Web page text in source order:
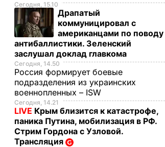
Сегодня, 15.10
Драпатый
коммуницировал с
американцами по поводу
антибаллистики. Зеленский
заслушал доклад главкома
Сегодня, 14.50
Россия формирует боевые
подразделения из украинских
военнопленных – ISW
Сегодня, 14.21
LIVE Крым близится к катастрофе,
паника Путина, мобилизация в РФ.
Стрим Гордона с Узловой.
Трансляция